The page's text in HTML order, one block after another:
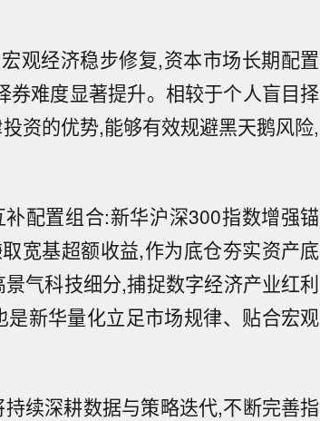
观经济稳步修复,资本市场长期配置
难度显著提升。相较于个人盲目择
资的优势,能够有效规避黑天鹅风险,
配置组合:新华沪深300指数增强锚
宽基超额收益,作为底仓夯实资产底
气科技细分,捕捉数字经济产业红利
新华量化立足市场规律、贴合宏观
续深耕数据与策略迭代,不断完善指